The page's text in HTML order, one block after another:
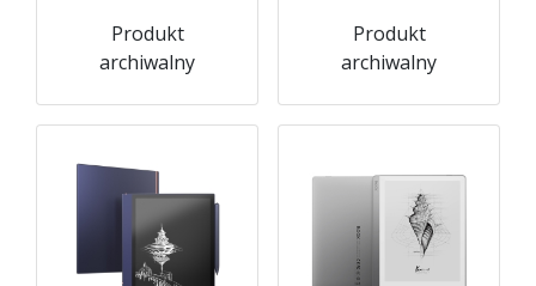
Produkt
archiwalny
Produkt
archiwalny